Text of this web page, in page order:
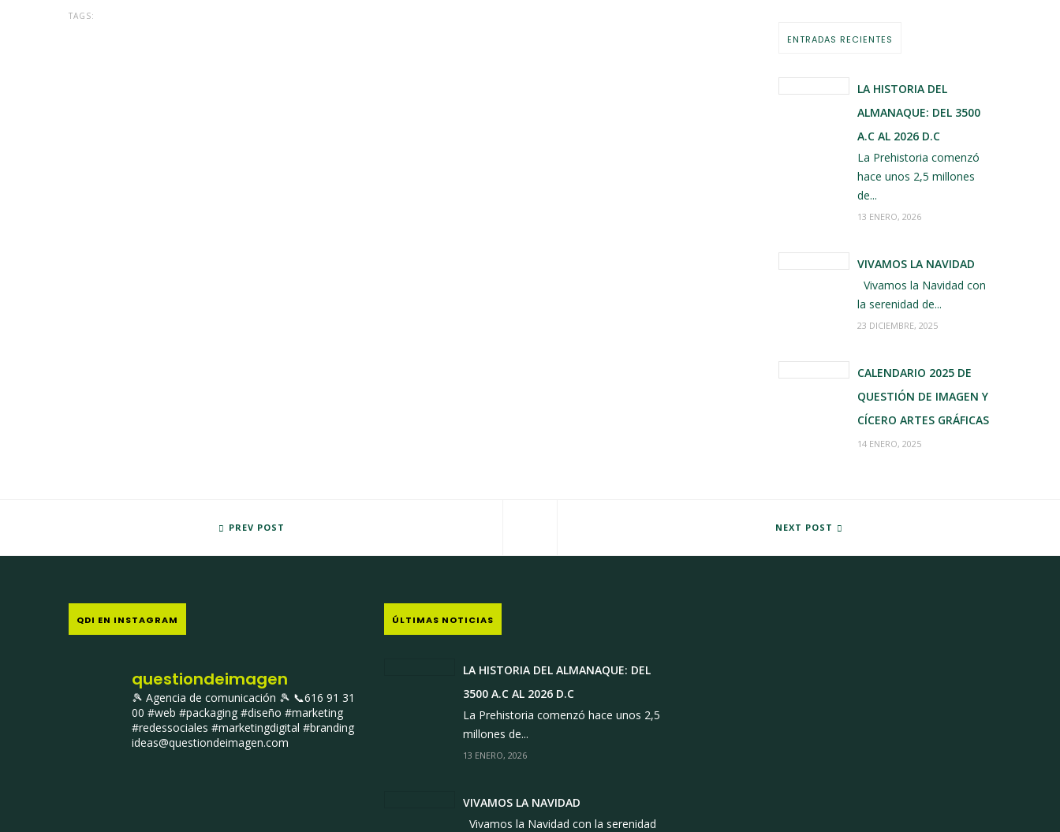
TAGS:
ENTRADAS RECIENTES
LA HISTORIA DEL
ALMANAQUE: DEL 3500
A.C AL 2026 D.C
La Prehistoria comenzó
hace unos 2,5 millones
de...
13 ENERO, 2026
VIVAMOS LA NAVIDAD
Vivamos la Navidad con
la serenidad de...
23 DICIEMBRE, 2025
CALENDARIO 2025 DE
QUESTIÓN DE IMAGEN Y
CÍCERO ARTES GRÁFICAS
14 ENERO, 2025
PREV POST
PRESENTACIÓN DE VINOS Y VIÑEDOS DE LA CASA MAGUILA NEXT POST
BOXER + REGLA = 0 EUROS
QDI EN INSTAGRAM
questiondeimagen
🎾 Agencia de comunicación 🎾 📞616 91 31
00 #web #packaging #diseño #marketing
#redessociales #marketingdigital #branding
ideas@questiondeimagen.com
ÚLTIMAS NOTICIAS
LA HISTORIA DEL ALMANAQUE: DEL
3500 A.C AL 2026 D.C
La Prehistoria comenzó hace unos 2,5
millones de...
13 ENERO, 2026
VIVAMOS LA NAVIDAD
Vivamos la Navidad con la serenidad